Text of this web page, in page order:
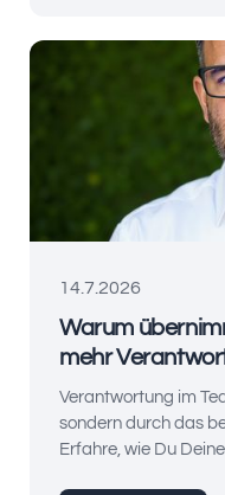
14.7.2026
Warum
mehr
Verantwortung im
sondern durch das
Erfahre, wie Du